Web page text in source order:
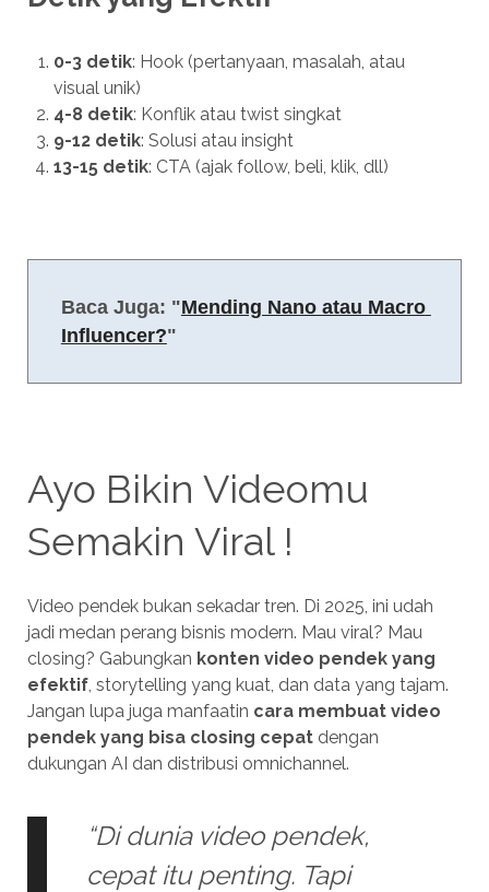
0-3 detik: Hook (pertanyaan, masalah, atau
visual unik)
4-8 detik: Konflik atau twist singkat
9-12 detik: Solusi atau insight
13-15 detik: CTA (ajak follow, beli, klik, dll)
Baca Juga: "Mending Nano atau Macro
Influencer?"
Ayo Bikin Videomu
Semakin Viral !
Video pendek bukan sekadar tren. Di 2025, ini udah
jadi medan perang bisnis modern. Mau viral? Mau
closing? Gabungkan konten video pendek yang
efektif, storytelling yang kuat, dan data yang tajam.
Jangan lupa juga manfaatin cara membuat video
pendek yang bisa closing cepatdengan
dukungan AI dan distribusi omnichannel.
“Di dunia video pendek,
cepat itu penting. Tapi